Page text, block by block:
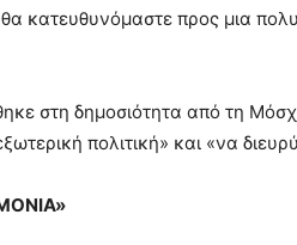
κατευθυνόμαστε προς μια
στη δημοσιότητα από τη
πολιτική» και «να